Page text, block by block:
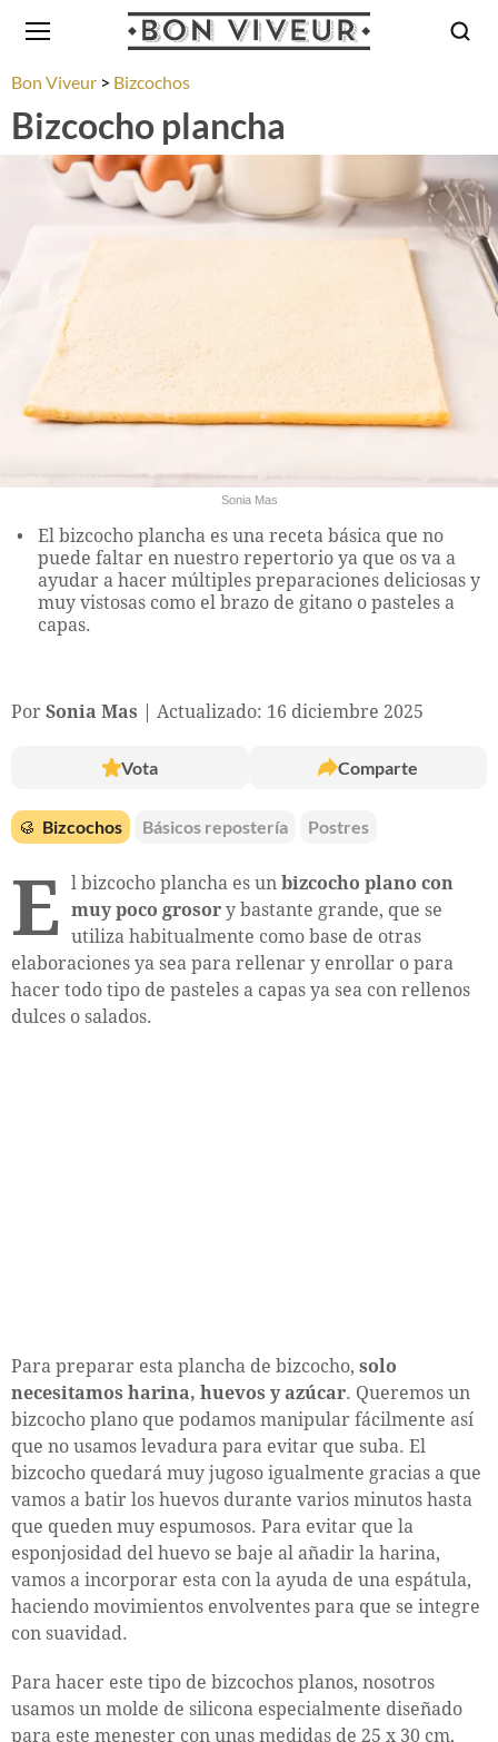
Bon Viveur Bizcochos
Bizcocho plancha
Sonia Mas
El bizcocho plancha es una receta básica que no
puede faltar en nuestro repertorio ya que os va a
ayudar a hacer múltiples preparaciones deliciosas y
muy vistosas como el brazo de gitano o pasteles a
capas.
Por Sonia Mas Actualizado: 16 diciembre 2025
Vota Comparte
🥮 Bizcochos Básicos repostería Postres
E l bizcocho plancha es un bizcocho plano con
muy poco grosor y bastante grande, que se
utiliza habitualmente como base de otras
elaboraciones ya sea para rellenar y enrollar o para
hacer todo tipo de pasteles a capas ya sea con rellenos
dulces o salados.
Para preparar esta plancha de bizcocho, solo
necesitamos harina, huevos y azúcar. Queremos un
bizcocho plano que podamos manipular fácilmente así
que no usamos levadura para evitar que suba. El
bizcocho quedará muy jugoso igualmente gracias a que
vamos a batir los huevos durante varios minutos hasta
que queden muy espumosos. Para evitar que la
esponjosidad del huevo se baje al añadir la harina,
vamos a incorporar esta con la ayuda de una espátula,
haciendo movimientos envolventes para que se integre
con suavidad.
Para hacer este tipo de bizcochos planos, nosotros
usamos un molde de silicona especialmente diseñado
para este menester con unas medidas de 25 x 30 cm,